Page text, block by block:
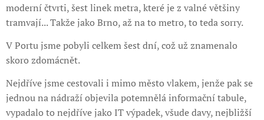
moderní čtvrti, šest linek metra, které je z valné většiny
tramvají... Takže jako Brno, až na to metro, to teda sorry.
V Portu jsme pobyli celkem šest dní, což už znamenalo
skoro zdomácnět.
Nejdříve jsme cestovali i mimo město vlakem, jenže pak se
jednou na nádraží objevila potemnělá informační tabule,
vypadalo to nejdříve jako IT výpadek, všude davy, nejbližší